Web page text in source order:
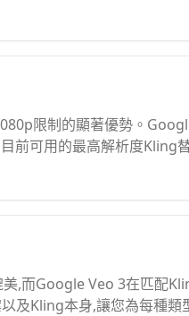
限制的顯著優勢。
前可用的最高解析度Kling
,而Google Veo 3在匹配
及Kling本身,讓您為每種類